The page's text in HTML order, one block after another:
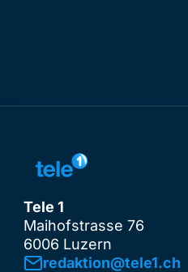
Tele 1
Maihofstrasse 76
6006 Luzern
redaktion@tele1.ch